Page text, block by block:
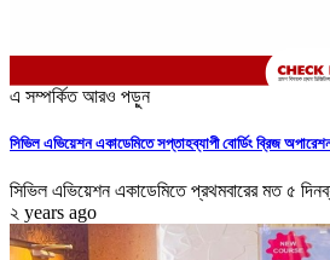
এ সম্পর্কিত আরও পড়ুন
সিভিল এভিয়েশন একাডেমিতে সপ্তাহব্যাপী বোর্ডিং ব্রিজ
সিভিল এভিয়েশন একাডেমিতে প্রথমবারের মত ৫
২ years ago